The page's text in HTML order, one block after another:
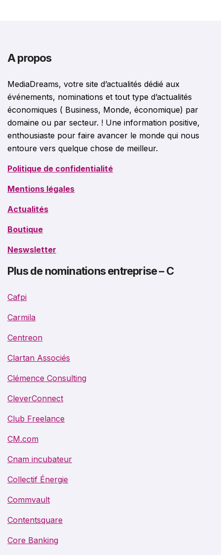
A propos
MediaDreams, votre site d’actualités dédié aux
événements, nominations et tout type d’actualités
économiques ( Business, Monde, économique) par
domaine ou par secteur. ! Une information positive,
enthousiaste pour faire avancer le monde qui nous
entoure vers quelque chose de meilleur.
Politique de confidentialité
Mentions légales
Actualités
Boutique
Neswsletter
Plus de nominations entreprise – C
Cafpi
Carmila
Centreon
Clartan Associés
Clémence Consulting
CleverConnect
Club Freelance
CM.com
Cnam incubateur
Collectif Énergie
Commvault
Contentsquare
Core Banking